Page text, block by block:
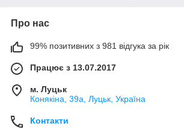
Про нас
99% позитивних з 981 відгука за рік
Працює з 13.07.2017
м. Луцьк
Конякіна, 39а, Луцьк, Україна
Контакти